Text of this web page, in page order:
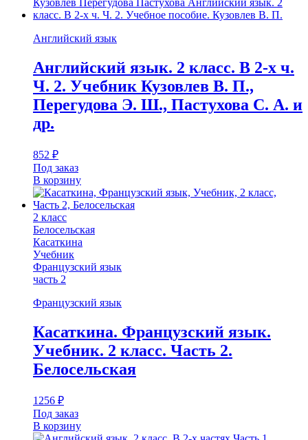
Английский язык
Английский язык. 2 класс. В 2-х ч.
Ч. 2. Учебник Кузовлев В. П.,
Перегудова Э. Ш., Пастухова С. А. и
др.
852 ₽
Под заказ
В корзину
2 класс
Белосельская
Касаткина
Учебник
Французский язык
часть 2
Французский язык
Касаткина. Французский язык.
Учебник. 2 класс. Часть 2.
Белосельская
1256 ₽
Под заказ
В корзину